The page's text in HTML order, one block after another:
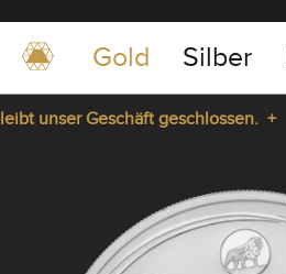
Gold Silber
unser Geschäft geschlossen. +